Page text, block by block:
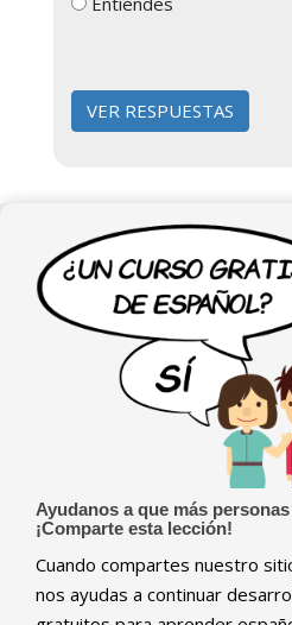
Ayudanos a que más
¡Comparte esta lección!
Cuando compartes nuestro
nos ayudas a continuar